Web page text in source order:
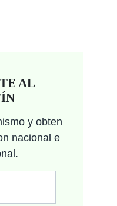
AL
y obten
nacional e